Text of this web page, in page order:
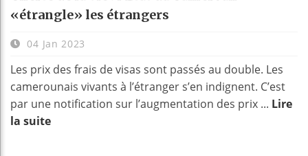
«étrangle» les étrangers
04 Jan 2023
Les prix des frais de visas sont passés au double. Les
camerounais vivants à l’étranger s’en indignent. C’est
par une notification sur l’augmentation des prix ... Lire
la suite